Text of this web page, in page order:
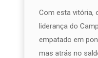
Com esta vitória,
liderança do
empatado em
mas atrás no